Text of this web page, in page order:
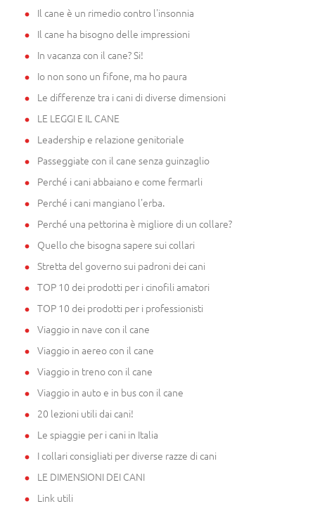
Il cane è un rimedio contro l'insonnia
Il cane ha bisogno delle impressioni
In vacanza con il cane? Si!
Io non sono un fifone, ma ho paura
Le differenze tra i cani di diverse dimensioni
LE LEGGI E IL CANE
Leadership e relazione genitoriale
Passeggiate con il cane senza guinzaglio
Perché i cani abbaiano e come fermarli
Perché i cani mangiano l'erba.
Perché una pettorina è migliore di un collare?
Quello che bisogna sapere sui collari
Stretta del governo sui padroni dei cani
TOP 10 dei prodotti per i cinofili amatori
TOP 10 dei prodotti per i professionisti
Viaggio in nave con il cane
Viaggio in aereo con il cane
Viaggio in treno con il cane
Viaggio in auto e in bus con il cane
20 lezioni utili dai cani!
Le spiaggie per i cani in Italia
I collari consigliati per diverse razze di cani
LE DIMENSIONI DEI CANI
Link utili